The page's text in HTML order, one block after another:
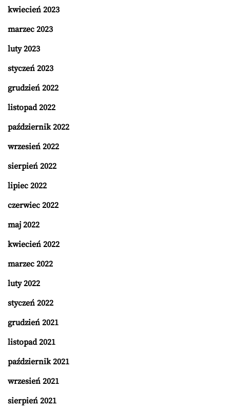
kwiecień 2023
marzec 2023
luty 2023
styczeń 2023
grudzień 2022
listopad 2022
październik 2022
wrzesień 2022
sierpień 2022
lipiec 2022
czerwiec 2022
maj 2022
kwiecień 2022
marzec 2022
luty 2022
styczeń 2022
grudzień 2021
listopad 2021
październik 2021
wrzesień 2021
sierpień 2021